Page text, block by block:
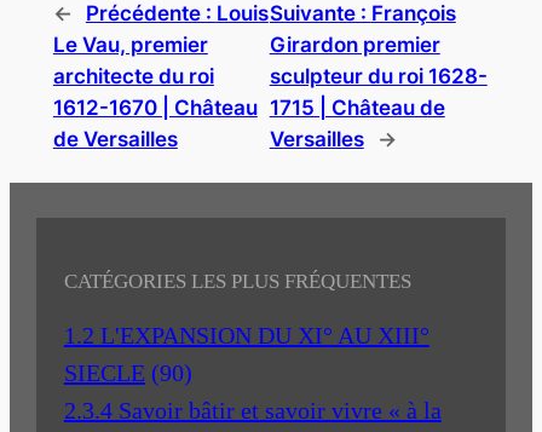
← Précédente : Louis
Le Vau, premier
architecte du roi
1612-1670 | Château
de Versailles
Suivante : François
Girardon premier
sculpteur du roi 1628-
1715 | Château de
Versailles
→
CATÉGORIES LES PLUS FRÉQUENTES
1.2 L'EXPANSION DU XI° AU XIII°
SIECLE (90)
2.3.4 Savoir bâtir et savoir vivre « à la